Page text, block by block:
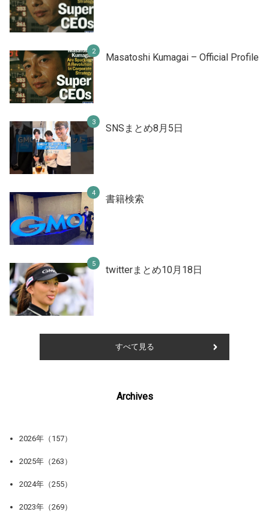
Masatoshi Kumagai – Official Profile
SNSまとめ8月5日
書籍検索
twitterまとめ10月18日
すべて見る
Archives
2026年（157）
2025年（263）
2024年（255）
2023年（269）